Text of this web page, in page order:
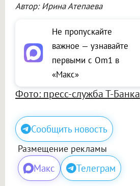
Автор: Ирина Атепаева
Не пропускайте
важное — узнавайте
первыми с Om1 в
«Макс»
Фото: пресс-служба Т-Банка
Сообщить новость
Размещение рекламы
Макс Телеграм